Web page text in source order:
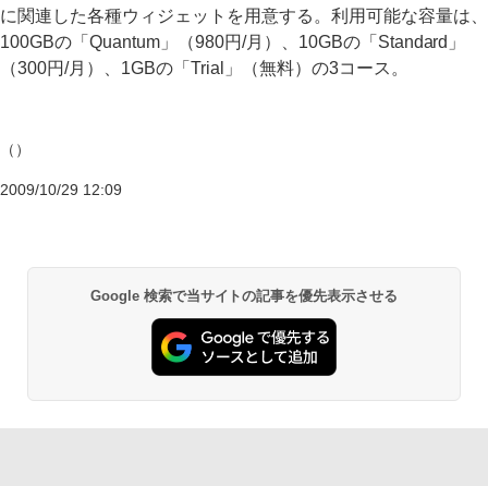
に関連した各種ウィジェットを用意する。利用可能な容量は、
100GBの「Quantum」（980円/月）、10GBの「Standard」
（300円/月）、1GBの「Trial」（無料）の3コース。
（）
2009/10/29 12:09
Google 検索で当サイトの記事を優先表示させる